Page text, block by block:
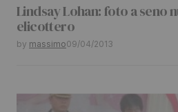
Lindsay Lohan: foto a seno
elicottero
by massimo09/04/2013